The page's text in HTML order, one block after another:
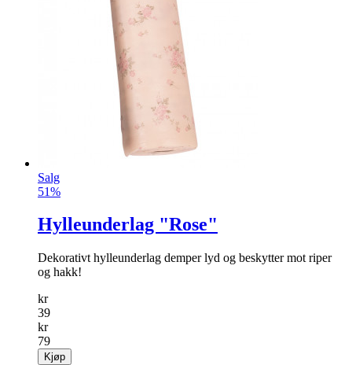
Salg
51%
Hylleunderlag "Rose"
Dekorativt hylleunderlag demper lyd og beskytter mot riper
og hakk!
kr
39
kr
79
Kjøp